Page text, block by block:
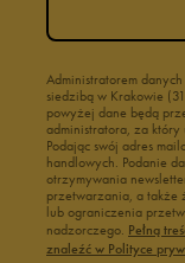
Administratorem
siedzibą w Krakowie
powyżej dane będą
administratora, za który
Podając swój adres
handlowych. Podanie
otrzymywania
przetwarzania, a także
lub ograniczenia
nadzorczego. Pełną
znaleźć w Polityce